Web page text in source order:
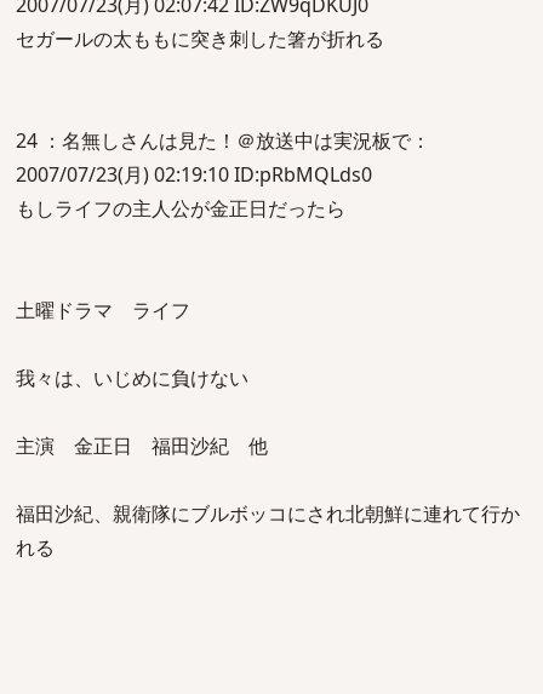
セガールの太ももに突き刺した箸が折れる
24 ：名無しさんは見た！＠放送中は実況板で：
2007/07/23(月) 02:19:10 ID:pRbMQLds0
もしライフの主人公が金正日だったら
土曜ドラマ ライフ
我々は、いじめに負けない
主演 金正日 福田沙紀 他
福田沙紀、親衛隊にブルボッコにされ北朝鮮に連れて行か
れる